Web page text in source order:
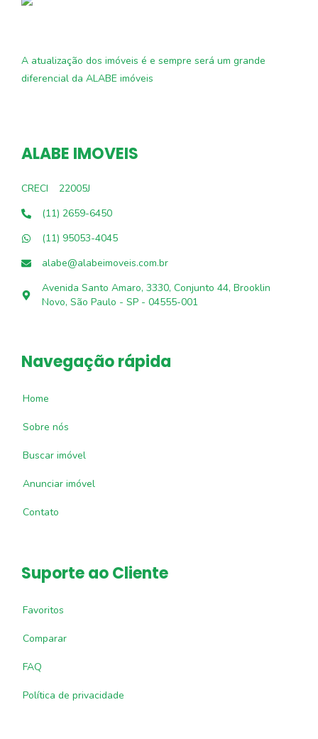
A atualização dos imóveis é e sempre será um grande
diferencial da ALABE imóveis
ALABE IMOVEIS
CRECI
22005J
(11) 2659-6450
(11) 95053-4045
alabe@alabeimoveis.com.br
Avenida Santo Amaro, 3330, Conjunto 44, Brooklin
Novo, São Paulo - SP - 04555-001
Navegação rápida
Home
Sobre nós
Buscar imóvel
Anunciar imóvel
Contato
Suporte ao Cliente
Favoritos
Comparar
FAQ
Política de privacidade